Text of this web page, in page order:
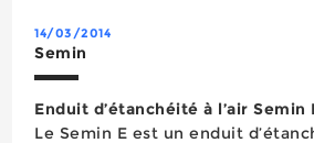
14/03/2014
Semin
Enduit d’étanchéité à l’air Semin
Le Semin E est un enduit